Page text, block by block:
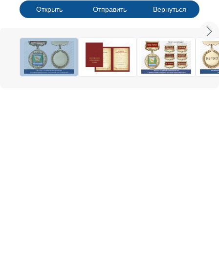
Открыть Отправить Вернуться